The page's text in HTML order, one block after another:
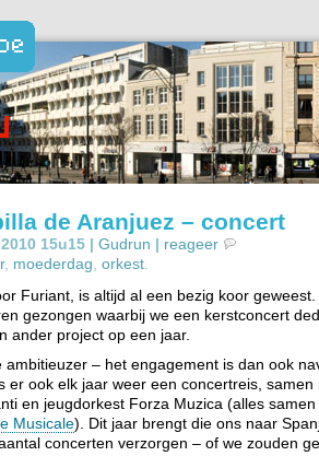
de Aranjuez – concert
15u15 | Gudrun | reageer
, moederdag orkest
Furiant, is altijd al een bezig koor
gezongen waarbij we een kerstconcert
ander project op een jaar.
ambitieuzer – het engagement is dan ook
er ook elk jaar weer een concertreis, samen
en jeugdorkest Forza Muzica (alles
Musicale). Dit jaar brengt die ons naar
concerten verzorgen – of we zouden